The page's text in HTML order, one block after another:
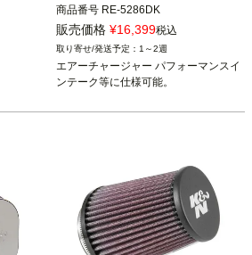
商品番号 RE-5286DK
9NE：027886
販売価格 ¥16,399税込
1～2週
エアーチャージャー パフォーマンスイ